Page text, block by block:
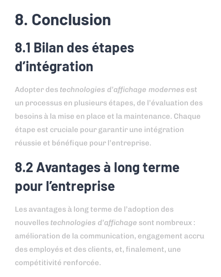
8. Conclusion
8.1 Bilan des étapes
d’intégration
Adopter des technologies d’affichage modernes est
un processus en plusieurs étapes, de l’évaluation des
besoins à la mise en place et la maintenance. Chaque
étape est cruciale pour garantir une intégration
réussie et bénéfique pour l’entreprise.
8.2 Avantages à long terme
pour l’entreprise
Les avantages à long terme de l’adoption des
nouvelles technologies d’affichage sont nombreux :
amélioration de la communication, engagement accru
des employés et des clients, et, finalement, une
compétitivité renforcée.